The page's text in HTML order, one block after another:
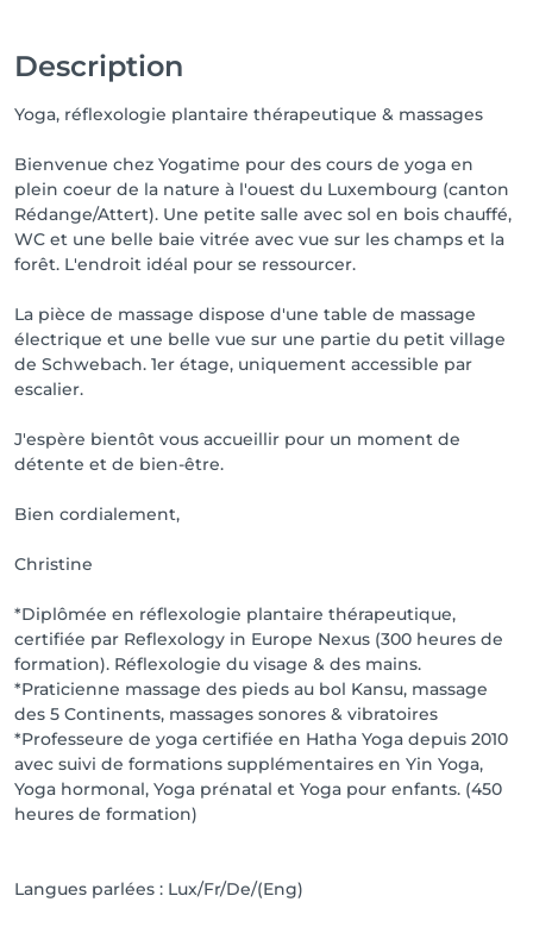
P & R Schwebach Pont à 8 minutes à pied.
Langues : Lux/Fr/De/(Eng)
Description
Yoga, réflexologie plantaire thérapeutique & massages
Bienvenue chez Yogatime pour des cours de yoga en
plein coeur de la nature à l'ouest du Luxembourg (canton
Rédange/Attert). Une petite salle avec sol en bois chauffé,
WC et une belle baie vitrée avec vue sur les champs et la
forêt. L'endroit idéal pour se ressourcer.
La pièce de massage dispose d'une table de massage
électrique et une belle vue sur une partie du petit village
de Schwebach. 1er étage, uniquement accessible par
escalier.
J'espère bientôt vous accueillir pour un moment de
détente et de bien-être.
Bien cordialement,
Christine
*Diplômée en réflexologie plantaire thérapeutique,
certifiée par Reflexology in Europe Nexus (300 heures de
formation). Réflexologie du visage & des mains.
*Praticienne massage des pieds au bol Kansu, massage
des 5 Continents, massages sonores & vibratoires
*Professeure de yoga certifiée en Hatha Yoga depuis 2010
avec suivi de formations supplémentaires en Yin Yoga,
Yoga hormonal, Yoga prénatal et Yoga pour enfants. (450
heures de formation)
Langues parlées : Lux/Fr/De/(Eng)